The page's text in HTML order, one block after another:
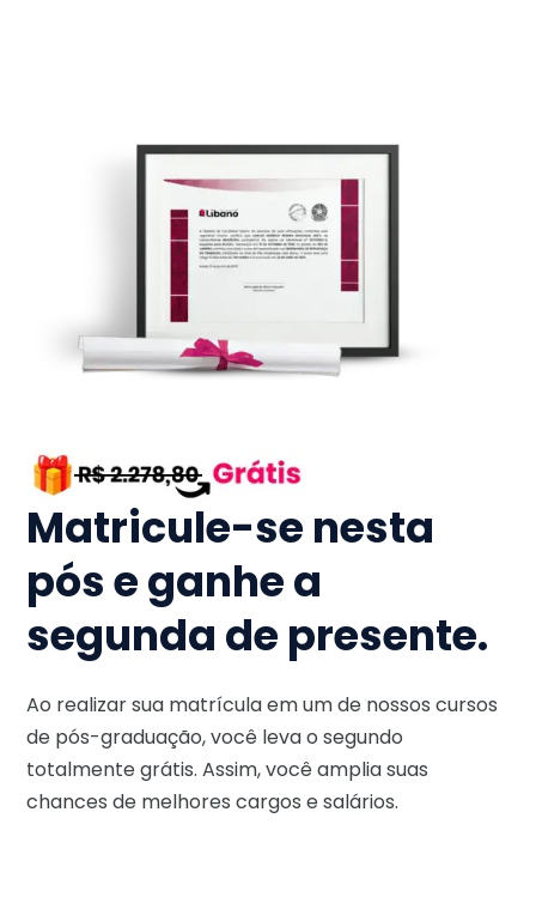
Matricule-se nesta
pós e ganhe a
segunda de presente.
Ao realizar sua matrícula em um de nossos cursos
de pós-graduação, você leva o segundo
totalmente grátis. Assim, você amplia suas
chances de melhores cargos e salários.